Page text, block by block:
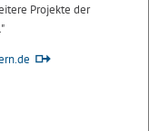
Projekte der